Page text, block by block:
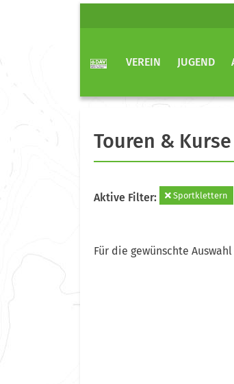
VEREIN JUGEND
Touren &
Aktive Filter: Sportklettern
Für die gewünschte